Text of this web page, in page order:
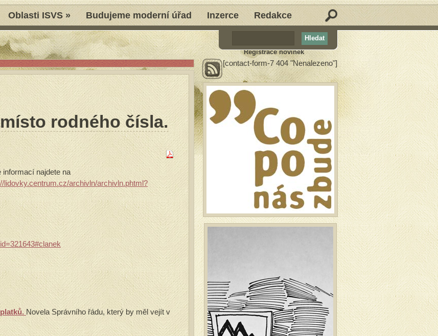
Oblasti ISVS » Budujeme moderní úřad Inzerce Redakce
rodného čísla.
informací najdete na
lidovky.centrum.cz/archivln/archivln.phtml?
Novela Správního řádu, který by měl vejít v
Registrace novinek
[contact-form-7 404 "Nenalezeno"]